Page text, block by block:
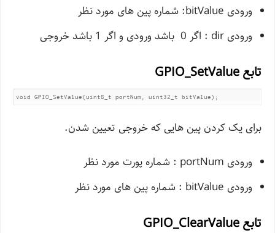
ورودی bitValue: شماره پین های مورد نظر
ورودی dir : اگر 0 باشد ورودی و اگر 1 باشد خروجی
تابع GPIO_SetValue
void GPIO_SetValue(uint8_t portNum, uint32_t bitValue);
برای یک کردن پین هایی که خروجی تعیین شدن.
ورودی portNum : شماره پورت مورد نظر
ورودی bitValue : شماره پین های مورد نظر
تابع GPIO_ClearValue